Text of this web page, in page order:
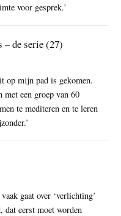
voor gesprek.'
– de serie (27)
op mijn pad is gekomen.
een groep van 60
te mediteren en te leren
gaat over ‘verlichting’
dat eerst moet worden